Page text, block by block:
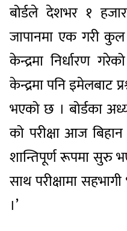
बोर्डले देशभर १
जापानमा एक गरी
केन्द्रमा निर्धारण
केन्द्रमा पनि इमेलबाट
भएको छ । बोर्डका
को परीक्षा आज
शान्तिपूर्ण रूपमा सुरु
साथ परीक्षामा
।’